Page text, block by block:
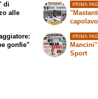
di
alle
gonfie"
PRIMA
PRIMA
Sport